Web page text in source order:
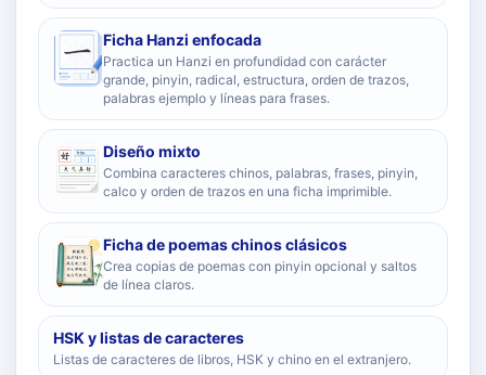
Ficha Hanzi enfocada
Practica un Hanzi en profundidad con carácter
grande, pinyin, radical, estructura, orden de trazos,
palabras ejemplo y líneas para frases.
Diseño mixto
Combina caracteres chinos, palabras, frases, pinyin,
calco y orden de trazos en una ficha imprimible.
Ficha de poemas chinos clásicos
Crea copias de poemas con pinyin opcional y saltos
de línea claros.
HSK y listas de caracteres
Listas de caracteres de libros, HSK y chino en el extranjero.